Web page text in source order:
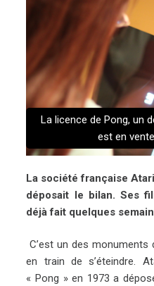
La licence de Pong, un
est en
La société française
déposait le bilan. Ses
déjà fait quelques
C’est un des
en train de s’éteindre.
« Pong » en 1973 a